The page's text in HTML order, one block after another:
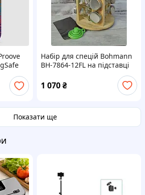
з
Набір для спецій Bohmann
BH-7864-12FL на підставці
1 070₴
Показати ще